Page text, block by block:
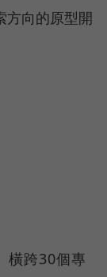
方向的原型開
橫跨30個專